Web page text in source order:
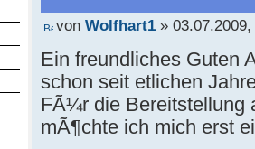
von Wolfhart1» 03.07.2009,
Ein freundliches Guten
schon seit etlichen
FÃ¼r die Bereitstellung
mÃ¶chte ich mich erst